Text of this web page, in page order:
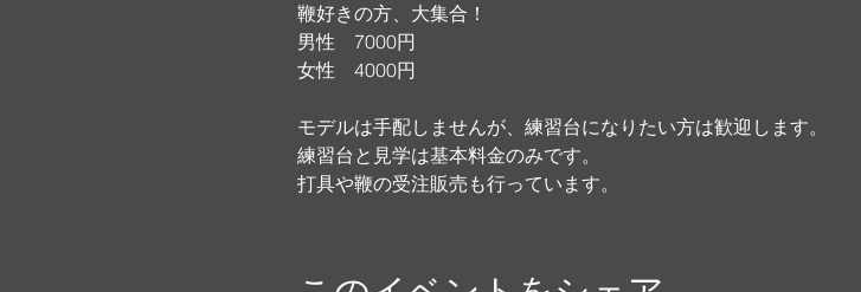
鞭好きの方、大集合！
男性　7000円
女性　4000円
モデルは手配しませんが、練習台になりたい方は歓迎します。
練習台と見学は基本料金のみです。
打具や鞭の受注販売も行っています。